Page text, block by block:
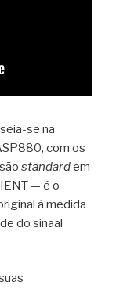
se na
com os
standardem
— é o
à medida
do sinaal